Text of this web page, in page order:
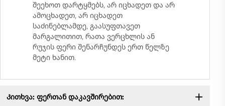
შეეხოთ დარტყმებს, არ იცხადეთ და არ
ამოცხადეთ, არ იცხადეთ
საძინებლამდე, გაასუფთავეთ
მარგალითით, რათა ვერცხლის ან
რუჯის ფერი შენარჩუნდეს ერთ წელზე
მეტი ხანით.
Კითხვა: ფერთან დაკავშირებით: